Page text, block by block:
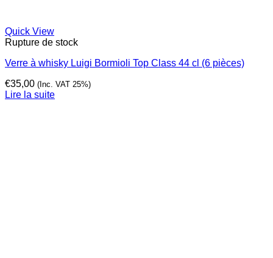
Quick View
Rupture de stock
Verre à whisky Luigi Bormioli Top Class 44 cl (6 pièces)
€35,00 (Inc. VAT 25%)
Lire la suite